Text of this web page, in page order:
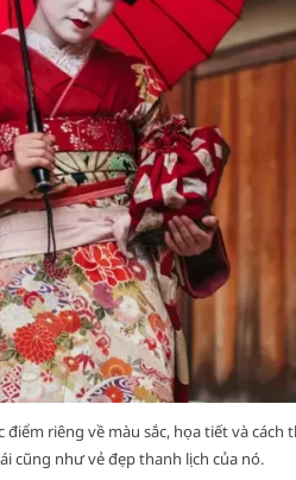
riêng về màu sắc, họa tiết và
cũng như vẻ đẹp thanh lịch của nó.